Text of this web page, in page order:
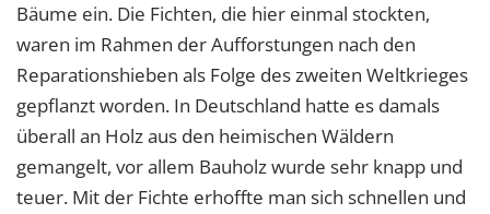
Bäume ein. Die Fichten, die hier einmal stockten,
waren im Rahmen der Aufforstungen nach den
Reparationshieben als Folge des zweiten Weltkrieges
gepflanzt worden. In Deutschland hatte es damals
überall an Holz aus den heimischen Wäldern
gemangelt, vor allem Bauholz wurde sehr knapp und
teuer. Mit der Fichte erhoffte man sich schnellen und